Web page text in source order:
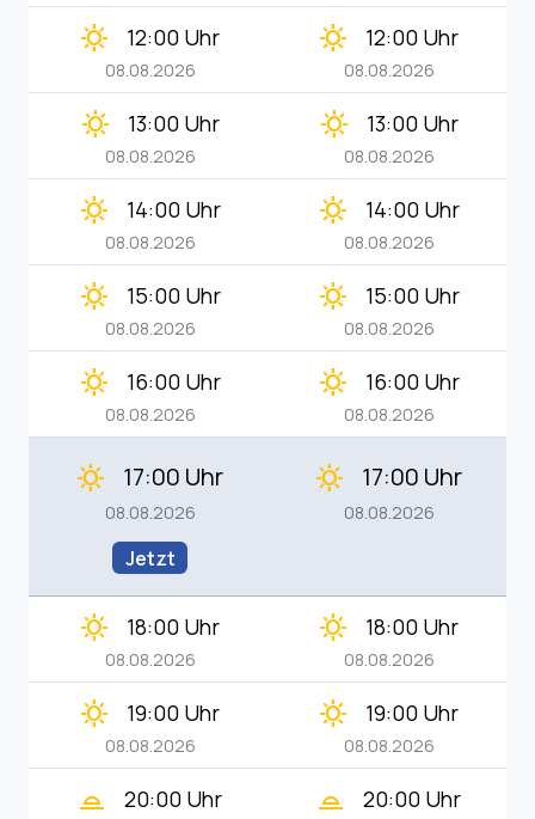
clear_day 12:00 Uhr
08.08.2026
clear_day 12:00 Uhr
08.08.2026
clear_day 13:00 Uhr
08.08.2026
clear_day 13:00 Uhr
08.08.2026
clear_day 14:00 Uhr
08.08.2026
clear_day 14:00 Uhr
08.08.2026
clear_day 15:00 Uhr
08.08.2026
clear_day 15:00 Uhr
08.08.2026
clear_day 16:00 Uhr
08.08.2026
clear_day 16:00 Uhr
08.08.2026
clear_day 17:00 Uhr
08.08.2026
Jetzt
clear_day 17:00 Uhr
08.08.2026
clear_day 18:00 Uhr
08.08.2026
clear_day 18:00 Uhr
08.08.2026
clear_day 19:00 Uhr
08.08.2026
clear_day 19:00 Uhr
08.08.2026
wb_twilight_2 20:00 Uhr wb_twilight_2 20:00 Uhr